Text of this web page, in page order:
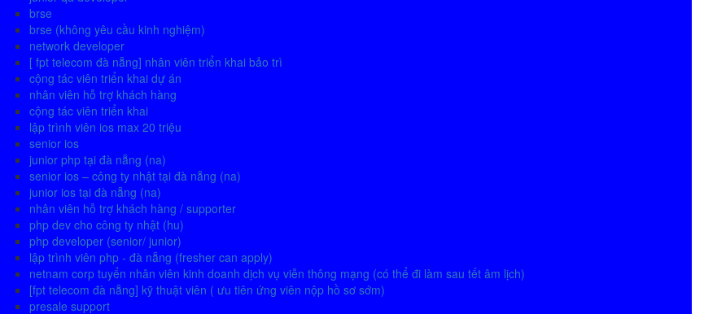
brse
brse (không yêu cầu kinh nghiệm)
network developer
[ fpt telecom đà nẵng] nhân viên triển khai bảo trì
cộng tác viên triển khai dự án
nhân viên hỗ trợ khách hàng
cộng tác viên triển khai
lập trình viên ios max 20 triệu
senior ios
junior php tại đà nẵng (na)
senior ios – công ty nhật tại đà nẵng (na)
junior ios tại đà nẵng (na)
nhân viên hỗ trợ khách hàng / supporter
php dev cho công ty nhật (hu)
php developer (senior/ junior)
lập trình viên php - đà nẵng (fresher can apply)
netnam corp tuyển nhân viên kinh doanh dịch vụ viễn thông mạng (có thể đi làm sau tết âm lịch)
[fpt telecom đà nẵng] kỹ thuật viên ( ưu tiên ứng viên nộp hồ sơ sớm)
presale support